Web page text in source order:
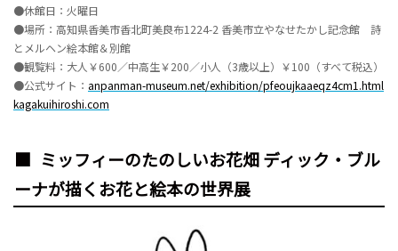
●休館日：火曜日
●場所：高知県香美市香北町美良布1224-2 香美市立やなせたかし記念館 詩
とメルヘン絵本館＆別館
●観覧料：大人￥600／中高生￥200／小人（3歳以上）￥100（すべて税込）
●公式サイト： anpanman-museum.net/exhibition/pfeoujkaaeqz4cm1.html
kagakuihiroshi.com
ミッフィーのたのしいお花畑 ディック・ブル
ーナが描くお花と絵本の世界展